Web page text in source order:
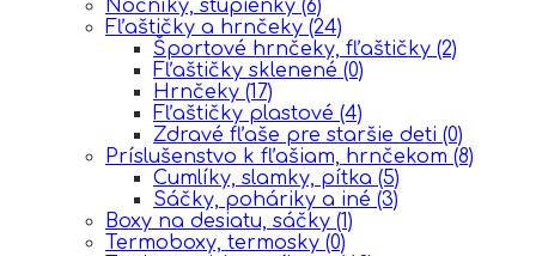
Nočníky, stupienky (6)
Fľaštičky a hrnčeky (24)
Športové hrnčeky, fľaštičky (2)
Fľaštičky sklenené (0)
Hrnčeky (17)
Fľaštičky plastové (4)
Zdravé fľaše pre staršie deti (0)
Príslušenstvo k fľašiam, hrnčekom (8)
Cumlíky, slamky, pítka (5)
Sáčky, poháriky a iné (3)
Boxy na desiatu, sáčky (1)
Termoboxy, termosky (0)